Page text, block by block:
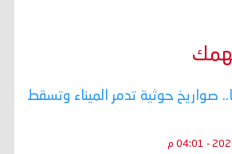
صواريخ حوثية تدمر الميناء وتسقط